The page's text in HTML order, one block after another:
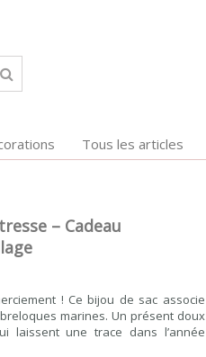
Tous les articles
– Cadeau
! Ce bijou de sac associe
marines. Un présent doux
laissent une trace dans l’année